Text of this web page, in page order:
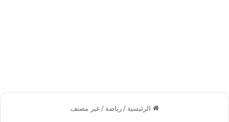
الرئيسية / رياضة / غير مصنف